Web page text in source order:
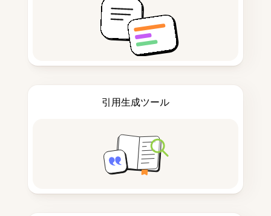
引用生成ツール